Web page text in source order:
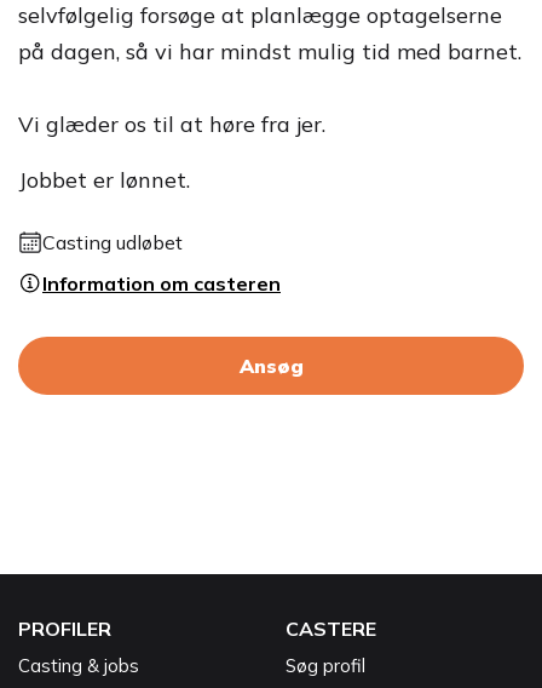
selvfølgelig forsøge at planlægge optagelserne
på dagen, så vi har mindst mulig tid med barnet.
Vi glæder os til at høre fra jer.
Jobbet er lønnet.
Casting udløbet
Information om casteren
Ansøg
PROFILER
Casting & jobs
CASTERE
Søg profil